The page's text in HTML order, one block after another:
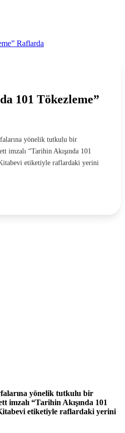
Raflarda
101 Tökezleme”
yönelik tutkulu bir
imzalı “Tarihin Akışında 101
etiketiyle raflardaki yerini
yönelik tutkulu bir
imzalı “Tarihin Akışında 101
etiketiyle raflardaki yerini